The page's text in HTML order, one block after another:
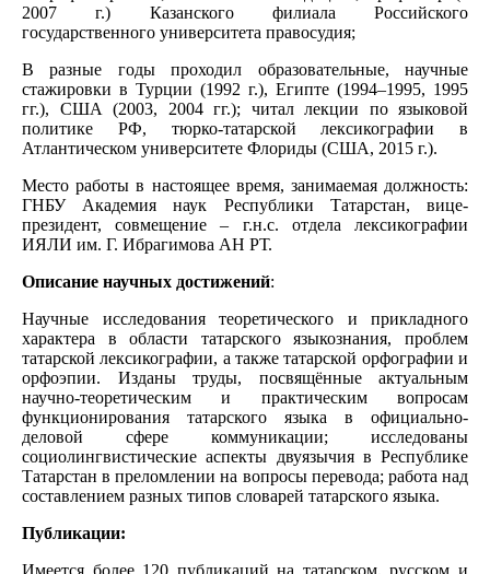
2007 г.) Казанского филиала Российского
государственного университета правосудия;
В разные годы проходил образовательные, научные
стажировки в Турции (1992 г.), Египте (1994–1995, 1995
гг.), США (2003, 2004 гг.); читал лекции по языковой
политике РФ, тюрко-татарской лексикографии в
Атлантическом университете Флориды (США, 2015 г.).
Место работы в настоящее время, занимаемая должность:
ГНБУ Академия наук Республики Татарстан, вице-
президент, совмещение – г.н.с. отдела лексикографии
ИЯЛИ им. Г. Ибрагимова АН РТ.
Описание научных достижений:
Научные исследования теоретического и прикладного
характера в области татарского языкознания, проблем
татарской лексикографии, а также татарской орфографии и
орфоэпии. Изданы труды, посвящённые актуальным
научно-теоретическим и практическим вопросам
функционирования татарского языка в официально-
деловой сфере коммуникации; исследованы
социолингвистические аспекты двуязычия в Республике
Татарстан в преломлении на вопросы перевода; работа над
составлением разных типов словарей татарского языка.
Публикации:
Имеется более 120 публикаций на татарском, русском и